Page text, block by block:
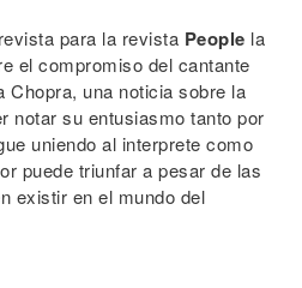
para la revista People la
el compromiso del cantante
una noticia sobre la
notar su entusiasmo tanto por
uniendo al interprete como
puede triunfar a pesar de las
existir en el mundo del